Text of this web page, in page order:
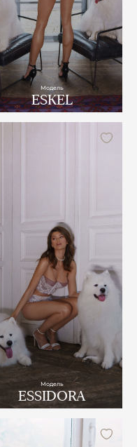
Модель
ESKEL
Модель
ESSIDORA